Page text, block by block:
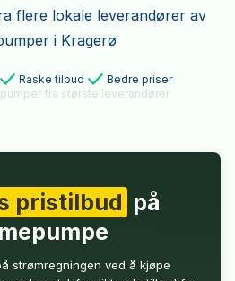
flere lokale leverandører av
i Kragerø
Raske tilbud
Bedre priser
fra største leverandører
pristilbud på
strømregningen ved å kjøpe